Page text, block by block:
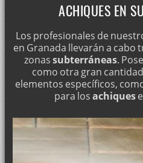
ACHIQUES EN
Los profesionales de
en Granada llevarán a cabo
zonassubterráneas.
como otra gran
elementos específicos,
para losachiques